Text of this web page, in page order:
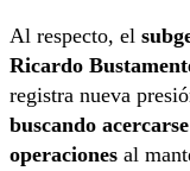
Al respecto, el
Ricardo
registra nueva
buscando
operaciones al